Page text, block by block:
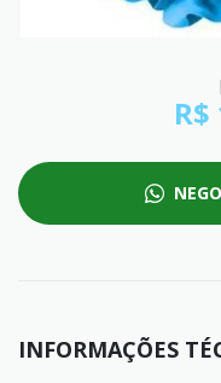
INFORMAÇÕES